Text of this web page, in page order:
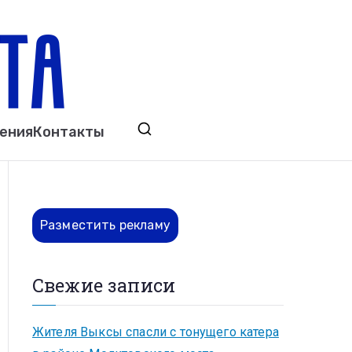
Выкса. Муром. Кулебаки. Навашино,
Контакты
Разместить рекламу
Свежие записи
Жителя Выксы спасли с тонущего катера